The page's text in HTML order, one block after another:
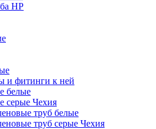
НР
и фитинги к ней
белые
серые Чехия
труб белые
труб серые Чехия